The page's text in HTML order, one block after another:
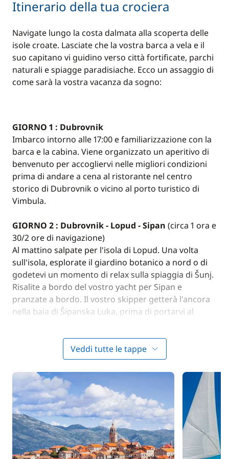
Itinerario della tua crociera
Navigate lungo la costa dalmata alla scoperta delle
isole croate. Lasciate che la vostra barca a vela e il
suo capitano vi guidino verso città fortificate, parchi
naturali e spiagge paradisiache. Ecco un assaggio di
come sarà la vostra vacanza da sogno:
GIORNO 1 : Dubrovnik
Imbarco intorno alle 17:00 e familiarizzazione con la
barca e la cabina. Viene organizzato un aperitivo di
benvenuto per accogliervi nelle migliori condizioni
prima di andare a cena al ristorante nel centro
storico di Dubrovnik o vicino al porto turistico di
Vimbula.
GIORNO 2 : Dubrovnik - Lopud - Sipan (circa 1 ora e
30/2 ore di navigazione)
Al mattino salpate per l'isola di Lopud. Una volta
sull'isola, esplorate il giardino botanico a nord o di
godetevi un momento di relax sulla spiaggia di Šunj.
Risalite a bordo del vostro yacht per Sipan e
pranzate a bordo. Il vostro skipper getterà l'ancora
nella baia di Šipanska Luka, prima di portarvi al
Pernottamento a bordo.
GIORNO 3 : Sipan - Polace (Mljet)(circa 4 ore e 30 di
navigazione)
Si leva l'ancora di buon'ora e ci si dirige verso Mljet
per raggiungere la costa settentrionale dell'isola,
chiamata Polace. Fate una passeggiata nel bellissimo
parco nazionale e godetevi il paesaggio mozzafiato.
In seguito, godetevi una nuotata e osservate i pesci.
Un pedalò sarà a disposizione di coloro che
Veddi tutte le tappe